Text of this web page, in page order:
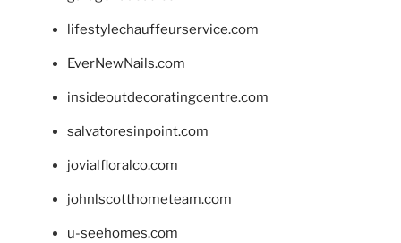
lifestylechauffeurservice.com
EverNewNails.com
insideoutdecoratingcentre.com
salvatoresinpoint.com
jovialfloralco.com
johnlscotthometeam.com
u-seehomes.com